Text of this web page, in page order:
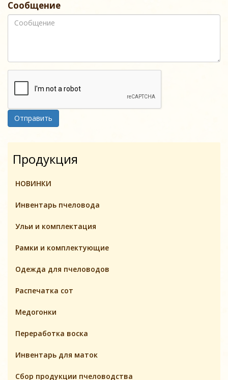
Сообщение
Отправить
Продукция
НОВИНКИ
Инвентарь пчеловодa
Ульи и комплектация
Pамки и комплeктующие
Одежда для пчеловодов
Распечатка сот
Медогонки
Переработка воска
Инвентарь для маток
Cбор продукции пчеловодства